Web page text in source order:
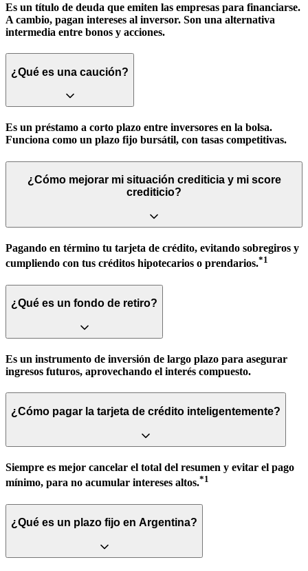
Es un título de deuda que emiten las empresas para financiarse.
A cambio, pagan intereses al inversor. Son una alternativa
intermedia entre bonos y acciones.
¿Qué es una caución?
Es un préstamo a corto plazo entre inversores en la bolsa.
Funciona como un plazo fijo bursátil, con tasas competitivas.
¿Cómo mejorar mi situación crediticia y mi score
crediticio?
Pagando en término tu tarjeta de crédito, evitando sobregiros y
cumpliendo con tus créditos hipotecarios o prendarios.*1
¿Qué es un fondo de retiro?
Es un instrumento de inversión de largo plazo para asegurar
ingresos futuros, aprovechando el interés compuesto.
¿Cómo pagar la tarjeta de crédito inteligentemente?
Siempre es mejor cancelar el total del resumen y evitar el pago
mínimo, para no acumular intereses altos.*1
¿Qué es un plazo fijo en Argentina?